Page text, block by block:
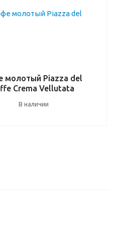
молотый Piazza del
Crema Vellutata
В наличии